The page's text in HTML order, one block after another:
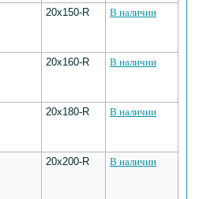
20х150-R В наличии
20х160-R В наличии
20х180-R В наличии
20х200-R В наличии